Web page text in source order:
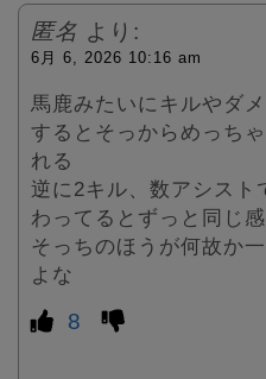
匿名 より:
6月 6, 2026 10:16 am
馬鹿みたいにキルやダ
するとそっからめっち
れる
逆に2キル、数アシスト
わってるとずっと同じ
そっちのほうが何故か
よな
8